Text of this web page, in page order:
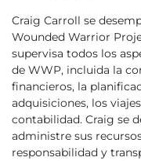
Craig Carroll se
Wounded Warrior
supervisa todos los
de WWP, incluida la
financieros, la
adquisiciones, los
contabilidad. Craig se
administre sus
responsabilidad y